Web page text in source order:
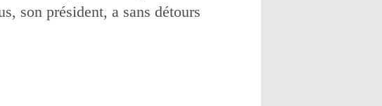
son président, a sans détours